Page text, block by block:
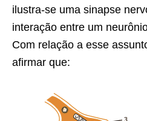
ilustra-se uma sinapse
interação entre um
Com relação a esse
afirmar que: